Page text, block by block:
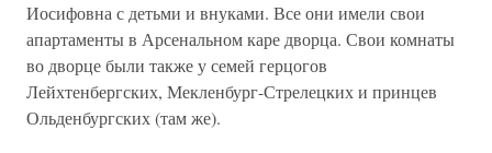
Иосифовна с детьми и внуками. Все они имели свои
апартаменты в Арсенальном каре дворца. Свои комнаты
во дворце были также у семей герцогов
Лейхтенбергских, Мекленбург-Стрелецких и принцев
Ольденбургских (там же).